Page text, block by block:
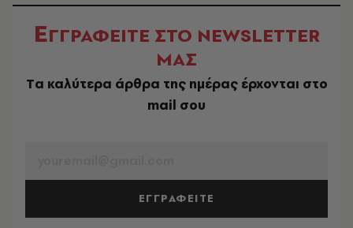
ΕΓΓΡΑΦΕΙΤΕ ΣΤΟ NEWSLETTER
ΜΑΣ
Tα καλύτερα άρθρα της ημέρας έρχονται στο
mail σου
ΕΓΓΡΑΦΕΙΤΕ